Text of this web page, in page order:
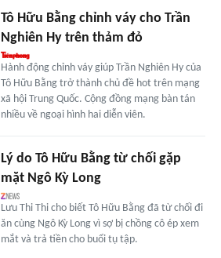
Tô Hữu Bằng chỉnh váy cho Trần
Nghiên Hy trên thảm đỏ
Hành động chỉnh váy giúp Trần Nghiên Hy của
Tô Hữu Bằng trở thành chủ đề hot trên mạng
xã hội Trung Quốc. Cộng đồng mạng bàn tán
nhiều về ngoại hình hai diễn viên.
Lý do Tô Hữu Bằng từ chối gặp
mặt Ngô Kỳ Long
Lưu Thi Thi cho biết Tô Hữu Bằng đã từ chối đi
ăn cùng Ngô Kỳ Long vì sợ bị chồng cô ép xem
mắt và trả tiền cho buổi tụ tập.